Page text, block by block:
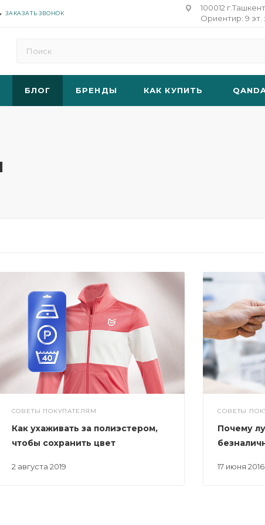
ЗАКАЗАТЬ ЗВОНОК
100012
Ориентир: 9 эт.
БЛОГ БРЕНДЫ КАК КУПИТЬ
СОВЕТЫ ПОКУПАТЕЛЯМ
2 августа 2019
Как ухаживать за полиэстером,
чтобы сохранить цвет
СОВЕТЫ
17 июня 2016
Почему